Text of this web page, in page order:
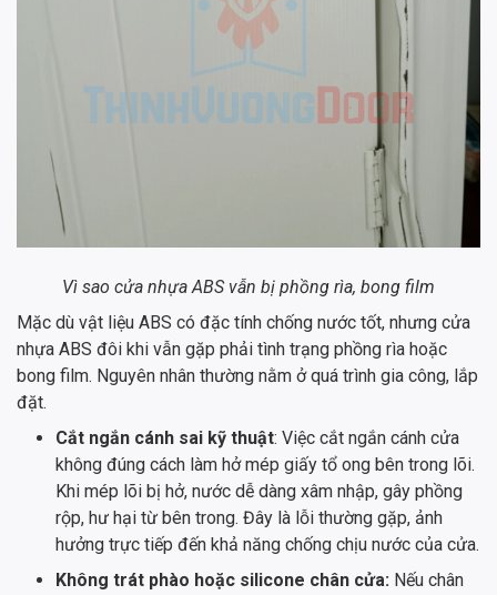
Vì sao cửa nhựa ABS vẫn bị phồng rìa, bong film
Mặc dù vật liệu ABS có đặc tính chống nước tốt, nhưng cửa
nhựa ABS đôi khi vẫn gặp phải tình trạng phồng rìa hoặc
bong film. Nguyên nhân thường nằm ở quá trình gia công, lắp
đặt.
Cắt ngắn cánh sai kỹ thuật: Việc cắt ngắn cánh cửa
không đúng cách làm hở mép giấy tổ ong bên trong lõi.
Khi mép lõi bị hở, nước dễ dàng xâm nhập, gây phồng
rộp, hư hại từ bên trong. Đây là lỗi thường gặp, ảnh
hưởng trực tiếp đến khả năng chống chịu nước của cửa.
Không trát phào hoặc silicone chân cửa: Nếu chân